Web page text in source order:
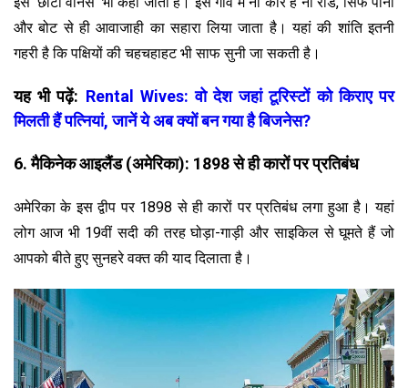
और बोट से ही आवाजाही का सहारा लिया जाता है। यहां की शांति इतनी
गहरी है कि पक्षियों की चहचहाहट भी साफ सुनी जा सकती है।
यह भी पढ़ें: Rental Wives: वो देश जहां टूरिस्टों को किराए पर
मिलती हैं पत्नियां, जानें ये अब क्यों बन गया है बिजनेस?
6. मैकिनेक आइलैंड (अमेरिका): 1898 से ही कारों पर प्रतिबंध
अमेरिका के इस द्वीप पर 1898 से ही कारों पर प्रतिबंध लगा हुआ है। यहां
लोग आज भी 19वीं सदी की तरह घोड़ा-गाड़ी और साइकिल से घूमते हैं जो
आपको बीते हुए सुनहरे वक्त की याद दिलाता है।